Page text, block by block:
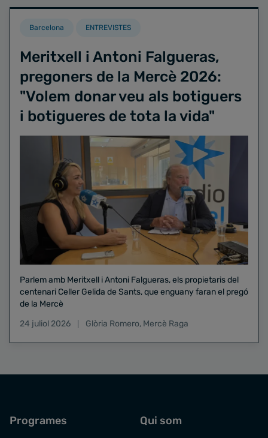
Barcelona ENTREVISTES
Meritxell i Antoni Falgueras,
pregoners de la Mercè 2026:
"Volem donar veu als botiguers
i botigueres de tota la vida"
Parlem amb Meritxell i Antoni Falgueras, els propietaris del
centenari Celler Gelida de Sants, que enguany faran el pregó
de la Mercè
24 juliol 2026
Glòria Romero, Mercè Raga
Programes Qui som